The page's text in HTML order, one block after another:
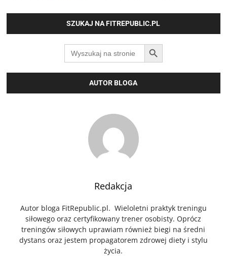
SZUKAJ NA FITREPUBLIC.PL
Search
for:
SEARCH BUTTON
AUTOR BLOGA
Redakcja
Autor bloga FitRepublic.pl. Wieloletni praktyk treningu
siłowego oraz certyfikowany trener osobisty. Oprócz
treningów siłowych uprawiam również biegi na średni
dystans oraz jestem propagatorem zdrowej diety i stylu
życia.